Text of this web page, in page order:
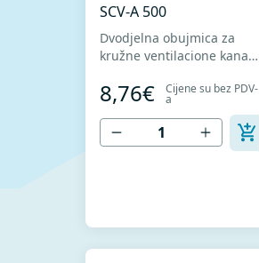
SCV-A 500
Dvodjelna obujmica za
kružne ventilacione kanale
amortizacionom gumom i
navrtkom za navojnu
šipku. Omogućava brzu
montažu zahvaljujući
8,76€ Cijene su bez PDV-
a